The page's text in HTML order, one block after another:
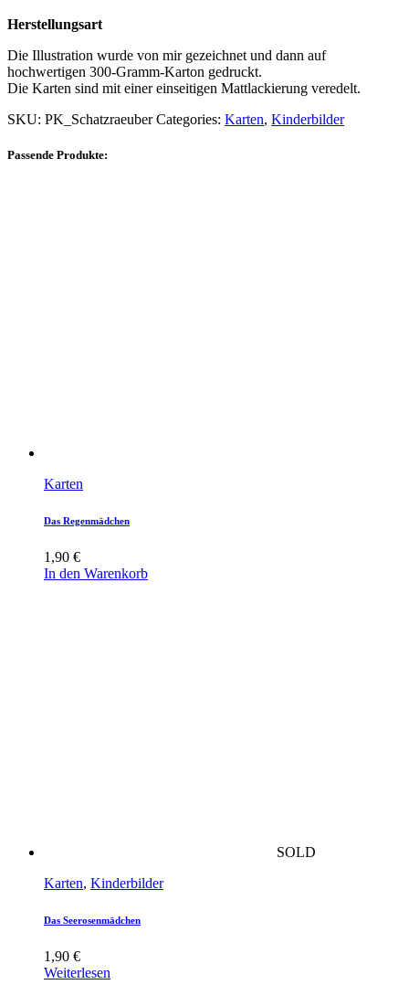
Herstellungsart
Die Illustration wurde von mir gezeichnet und dann auf
hochwertigen 300-Gramm-Karton gedruckt.
Die Karten sind mit einer einseitigen Mattlackierung veredelt.
SKU: PK_Schatzraeuber Categories: Karten, Kinderbilder
Passende Produkte:
Karten
Das Regenmädchen
1,90 €
In den Warenkorb
SOLD
Karten, Kinderbilder
Das Seerosenmädchen
1,90 €
Weiterlesen